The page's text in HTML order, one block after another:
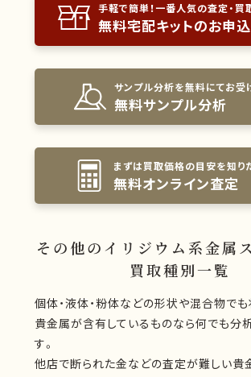
手軽で簡単！一番人気の査定・買
無料宅配キットのお申
サンプル分析を無料にてお受
無料サンプル分析
まずは買取価格の目安を知り
無料オンライン査定
その他のイリジウム系金属
買取種別一覧
個体・液体・粉体などの形状や混合物でも
貴金属が含有しているものなら何でも分
す。
他店で断られた金などの査定が難しい貴